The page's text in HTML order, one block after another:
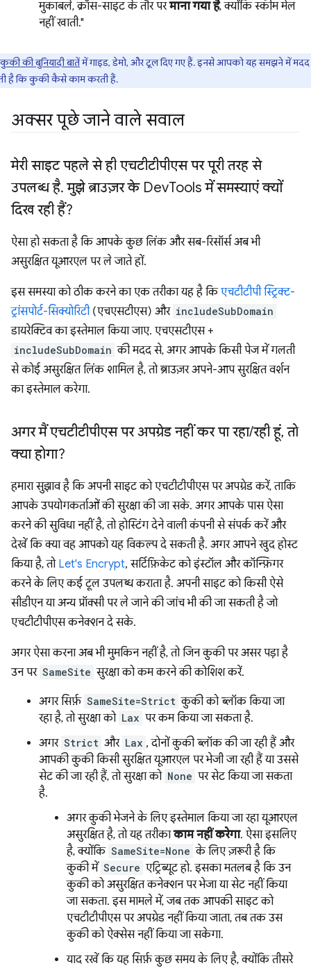
मुकाबले, क्रॉस-साइट के तौर परमाना गया है, क्योंकि स्कीम मेल
नहीं खाती."
कुकी की बुनियादी बातेंमें गाइड, डेमो, और टूल दिए गए हैं. इनसे आपको यह समझने में मदद
है कि कुकी कैसे काम करती हैं.
अक्सर पूछे जाने वाले सवाल
मेरी साइट पहले से ही एचटीटीपीएस पर पूरी तरह से
उपलब्ध है. मुझे ब्राउज़र के DevTools में समस्याएं क्यों
दिख रही हैं?
ऐसा हो सकता है कि आपके कुछ लिंक और सब-रिसॉर्स अब भी
असुरक्षित यूआरएल पर ले जाते हों.
इस समस्या को ठीक करने का एक तरीका यह है किएचटीटीपी स्ट्रिक्ट-
ट्रांसपोर्ट-सिक्योरिटी(एचएसटीएस) और includeSubDomain
डायरेक्टिव का इस्तेमाल किया जाए. एचएसटीएस +
includeSubDomain की मदद से, अगर आपके किसी पेज में गलती
से कोई असुरक्षित लिंक शामिल है, तो ब्राउज़र अपने-आप सुरक्षित वर्शन
का इस्तेमाल करेगा.
अगर मैं एचटीटीपीएस पर अपग्रेड नहीं कर पा रहा/रही हूं, तो
क्या होगा?
हमारा सुझाव है कि अपनी साइट को एचटीटीपीएस पर अपग्रेड करें, ताकि
आपके उपयोगकर्ताओं की सुरक्षा की जा सके. अगर आपके पास ऐसा
करने की सुविधा नहीं है, तो होस्टिंग देने वाली कंपनी से संपर्क करें और
देखें कि क्या वह आपको यह विकल्प दे सकती है. अगर आपने खुद होस्ट
किया है, तो Let's Encrypt, सर्टिफ़िकेट को इंस्टॉल और कॉन्फ़िगर
करने के लिए कई टूल उपलब्ध कराता है. अपनी साइट को किसी ऐसे
सीडीएन या अन्य प्रॉक्सी पर ले जाने की जांच भी की जा सकती है जो
एचटीटीपीएस कनेक्शन दे सके.
अगर ऐसा करना अब भी मुमकिन नहीं है, तो जिन कुकी पर असर पड़ा है
उन पर SameSite सुरक्षा को कम करने की कोशिश करें.
अगर सिर्फ़ SameSite=Strict कुकी को ब्लॉक किया जा
रहा है, तो सुरक्षा को Lax पर कम किया जा सकता है.
अगर Strict और Lax , दोनों कुकी ब्लॉक की जा रही हैं और
आपकी कुकी किसी सुरक्षित यूआरएल पर भेजी जा रही हैं या उससे
सेट की जा रही हैं, तो सुरक्षा को None पर सेट किया जा सकता
है.
अगर कुकी भेजने के लिए इस्तेमाल किया जा रहा यूआरएल
असुरक्षित है, तो यह तरीकाकाम नहीं करेगा. ऐसा इसलिए
है, क्योंकि SameSite=None के लिए ज़रूरी है कि
कुकी में Secure एट्रिब्यूट हो. इसका मतलब है कि उन
कुकी को असुरक्षित कनेक्शन पर भेजा या सेट नहीं किया
जा सकता. इस मामले में, जब तक आपकी साइट को
एचटीटीपीएस पर अपग्रेड नहीं किया जाता, तब तक उस
कुकी को ऐक्सेस नहीं किया जा सकेगा.
याद रखें कि यह सिर्फ़ कुछ समय के लिए है, क्योंकि तीसरे